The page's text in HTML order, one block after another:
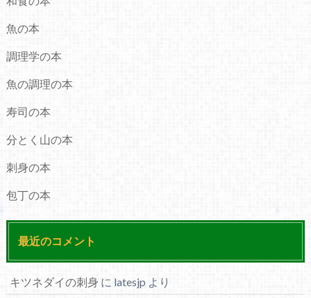
魚の本
調理学の本
魚の調理の本
寿司の本
分とく山の本
刺身の本
包丁の本
最近のコメント
キツネダイの刺身 に latesjp より